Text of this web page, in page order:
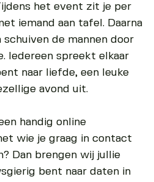
het event zit je per
iemand aan tafel. Daarna
de mannen door
Iedereen spreekt elkaar
naar liefde, een leuke
avond uit.
handig online
wie je graag in contact
Dan brengen wij jullie
bent naar daten in